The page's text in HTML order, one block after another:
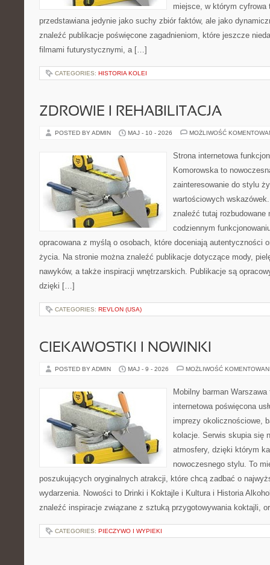
miejsce, w którym cyfrowa
przedstawiana jedynie jako suchy zbiór faktów, ale jako
znaleźć publikacje poświęcone zagadnieniom, które jeszcze
filmami futurystycznymi, a […]
CATEGORIES: HISTORIA KOLEI
ZDROWIE I REHABILITACJA
POSTED BY ADMIN MAJ - 10 - 2026 MOŻLIWOŚĆ
Strona internetowa
Komorowska to
zainteresowanie do stylu
wartościowych
znaleźć tutaj rozbudowane
codziennym
opracowana z myślą o osobach, które doceniają autentyczności
życia. Na stronie można znaleźć publikacje dotyczące mody,
nawyków, a także inspiracji wnętrzarskich. Publikacje są
dzięki […]
CATEGORIES: REVLON (USA)
CIEKAWOSTKI I NOWINKI
POSTED BY ADMIN MAJ - 9 - 2026 MOŻLIWOŚĆ
Mobilny barman
internetowa poświęcona
imprezy okolicznościowe,
kolacje. Serwis skupia się
atmosfery, dzięki którym
nowoczesnego stylu. To
poszukujących oryginalnych atrakcji, które chcą zadbać o
wydarzenia. Nowości to Drinki i Koktajle i Kultura i Historia
znaleźć inspiracje związane z sztuką przygotowywania koktajli,
CATEGORIES: PIECZYWO I WYPIEKI